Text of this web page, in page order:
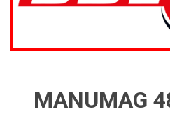
MANUMAG